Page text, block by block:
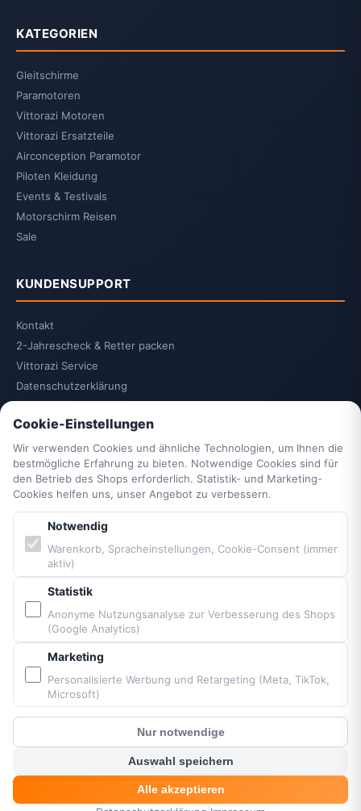
KATEGORIEN
Gleitschirme
Paramotoren
Vittorazi Motoren
Vittorazi Ersatzteile
Airconception Paramotor
Piloten Kleidung
Events & Testivals
Motorschirm Reisen
Sale
KUNDENSUPPORT
Kontakt
2-Jahrescheck & Retter packen
Vittorazi Service
Datenschutzerklärung
Widerrufsrecht
Vertrag widerrufen
Impressum
Cookie-Einstellungen
Sitemap
PARTNER & MARKEN
Vittorazi Motoren MY25
Airconception
Apco Aviation
Ozone
BGD
? Kunden Chat
Cookie-Einstellungen
Wir verwenden Cookies und ähnliche Technologien, um Ihnen die
bestmögliche Erfahrung zu bieten. Notwendige Cookies sind für
den Betrieb des Shops erforderlich. Statistik- und Marketing-
Cookies helfen uns, unser Angebot zu verbessern.
Notwendig
Warenkorb, Spracheinstellungen, Cookie-Consent (immer
aktiv)
Statistik
Anonyme Nutzungsanalyse zur Verbesserung des Shops
(Google Analytics)
Marketing
Personalisierte Werbung und Retargeting (Meta, TikTok,
Microsoft)
Nur notwendige
Auswahl speichern
Alle akzeptieren